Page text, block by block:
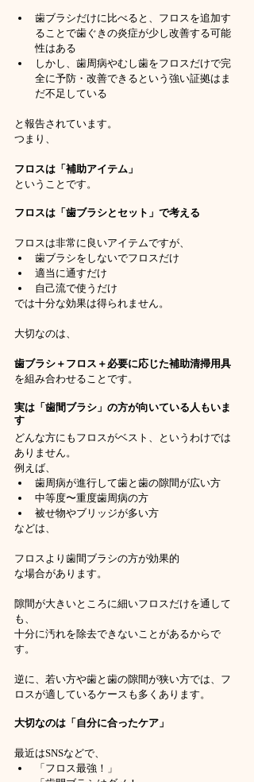
歯ブラシだけに比べると、フロスを追加す
ることで歯ぐきの炎症が少し改善する可能
性はある
しかし、歯周病やむし歯をフロスだけで完
全に予防・改善できるという強い証拠はま
だ不足している
と報告されています。
つまり、
フロスは「補助アイテム」
ということです。
フロスは「歯ブラシとセット」で考える
フロスは非常に良いアイテムですが、
歯ブラシをしないでフロスだけ
適当に通すだけ
自己流で使うだけ
では十分な効果は得られません。
大切なのは、
歯ブラシ＋フロス＋必要に応じた補助清掃用具
を組み合わせることです。
実は「歯間ブラシ」の方が向いている人もいま
す
どんな方にもフロスがベスト、というわけでは
ありません。
例えば、
歯周病が進行して歯と歯の隙間が広い方
中等度〜重度歯周病の方
被せ物やブリッジが多い方
などは、
フロスより歯間ブラシの方が効果的
な場合があります。
隙間が大きいところに細いフロスだけを通して
も、
十分に汚れを除去できないことがあるからで
す。
逆に、若い方や歯と歯の隙間が狭い方では、フ
ロスが適しているケースも多くあります。
大切なのは「自分に合ったケア」
最近はSNSなどで、
「フロス最強！」